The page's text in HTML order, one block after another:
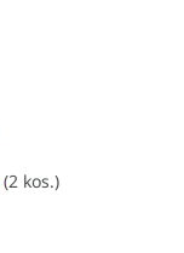
(2 kos.)